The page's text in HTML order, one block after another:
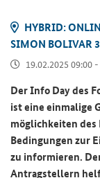
HY­BRID:
SIMON BO­LI­VAR
19.02.2025 09:00
DerInfo Daydes
ist eine ein­ma­li­ge
mög­lich­kei­ten des
Be­din­gun­gen zur
zu in­for­mie­ren.
An­trag­stel­lern